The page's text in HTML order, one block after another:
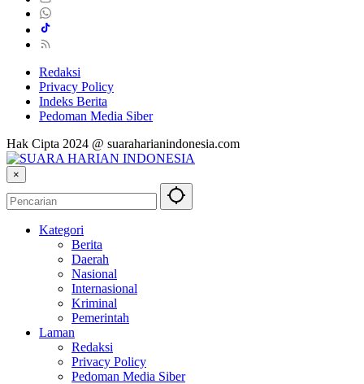
Redaksi
Privacy Policy
Indeks Berita
Pedoman Media Siber
Hak Cipta 2024 @ suaraharianindonesia.com
×
Kategori
Berita
Daerah
Nasional
Internasional
Kriminal
Pemerintah
Laman
Redaksi
Privacy Policy
Pedoman Media Siber